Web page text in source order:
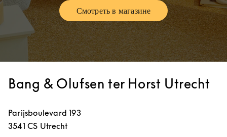
Смотреть в магазинеLink Opens in New Tab
Bang & Olufsen ter Horst Utrecht
Parijsboulevard 193
3541 CS Utrecht